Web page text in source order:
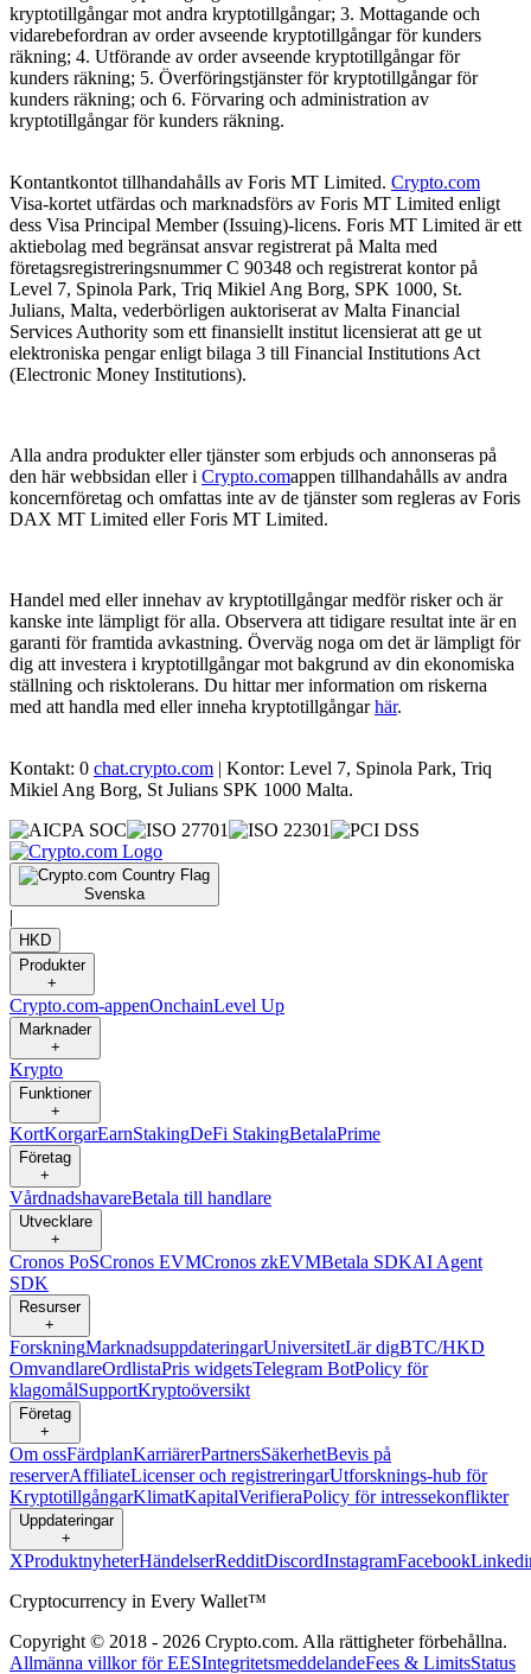
kryptotillgångar mot andra kryptotillgångar; 3. Mottagande och
vidarebefordran av order avseende kryptotillgångar för kunders
räkning; 4. Utförande av order avseende kryptotillgångar för
kunders räkning; 5. Överföringstjänster för kryptotillgångar för
kunders räkning; och 6. Förvaring och administration av
kryptotillgångar för kunders räkning.
Kontantkontot tillhandahålls av Foris MT Limited. Crypto.com
Visa-kortet utfärdas och marknadsförs av Foris MT Limited enligt
dess Visa Principal Member (Issuing)-licens. Foris MT Limited är ett
aktiebolag med begränsat ansvar registrerat på Malta med
företagsregistreringsnummer C 90348 och registrerat kontor på
Level 7, Spinola Park, Triq Mikiel Ang Borg, SPK 1000, St.
Julians, Malta, vederbörligen auktoriserat av Malta Financial
Services Authority som ett finansiellt institut licensierat att ge ut
elektroniska pengar enligt bilaga 3 till Financial Institutions Act
(Electronic Money Institutions).
Alla andra produkter eller tjänster som erbjuds och annonseras på
den här webbsidan eller i Crypto.comappen tillhandahålls av andra
koncernföretag och omfattas inte av de tjänster som regleras av Foris
DAX MT Limited eller Foris MT Limited.
Handel med eller innehav av kryptotillgångar medför risker och är
kanske inte lämpligt för alla. Observera att tidigare resultat inte är en
garanti för framtida avkastning. Överväg noga om det är lämpligt för
dig att investera i kryptotillgångar mot bakgrund av din ekonomiska
ställning och risktolerans. Du hittar mer information om riskerna
med att handla med eller inneha kryptotillgångarhär.
Kontakt: 0 chat.crypto.com | Kontor: Level 7, Spinola Park, Triq
Mikiel Ang Borg, St Julians SPK 1000 Malta.
Svenska
|
HKD
Produkter
+
Crypto.com-appenOnchainLevel Up
Marknader
+
Krypto
Funktioner
+
KortKorgarEarnStakingDeFi StakingBetalaPrime
Företag
+
VårdnadshavareBetala till handlare
Utvecklare
+
Cronos PoSCronos EVMCronos zkEVMBetala SDKAI Agent
SDK
Resurser
+
ForskningMarknadsuppdateringarUniversitetLär digBTC/HKD
OmvandlareOrdlistaPris widgetsTelegram BotPolicy för
klagomålSupportKryptoöversikt
Företag
+
Om ossFärdplanKarriärerPartnersSäkerhetBevis på
reserverAffiliateLicenser och registreringarUtforsknings-hub för
KryptotillgångarKlimatKapitalVerifieraPolicy för intressekonflikter
Uppdateringar
+
XProduktnyheterHändelserRedditDiscordInstagramFacebook
Cryptocurrency in Every Wallet™
Copyright © 2018 - 2026 Crypto.com. Alla rättigheter förbehållna.
Allmänna villkor för EESIntegritetsmeddelandeFees & LimitsStatus